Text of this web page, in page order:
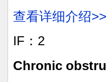
查看详细介绍>>
IF：2
Chronic